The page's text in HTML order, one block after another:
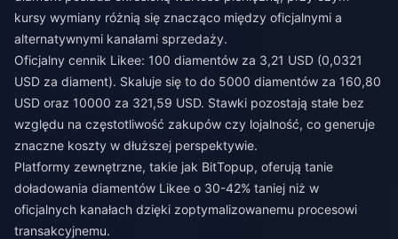
kursy wymiany różnią się znacząco między oficjalnymi a
alternatywnymi kanałami sprzedaży.
Oficjalny cennik Likee: 100 diamentów za 3,21 USD (0,0321
USD za diament). Skaluje się to do 5000 diamentów za 160,80
USD oraz 10000 za 321,59 USD. Stawki pozostają stałe bez
względu na częstotliwość zakupów czy lojalność, co generuje
znaczne koszty w dłuższej perspektywie.
Platformy zewnętrzne, takie jak BitTopup, oferują tanie
doładowania diamentów Likee o 30-42% taniej niż w
oficjalnych kanałach dzięki zoptymalizowanemu procesowi
transakcyjnemu.